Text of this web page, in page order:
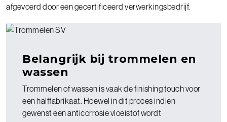
afgevoerd door een gecertificeerd verwerkingsbedrijf.
Belangrijk bij trommelen en
wassen
Trommelen of wassen is vaak de finishing touch voor
een halffabrikaat. Hoewel in dit proces indien
gewenst een anticorrosie vloeistof wordt